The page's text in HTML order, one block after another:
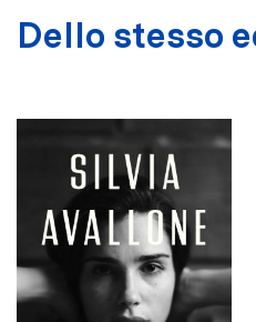
Dello stesso